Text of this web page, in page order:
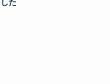
した